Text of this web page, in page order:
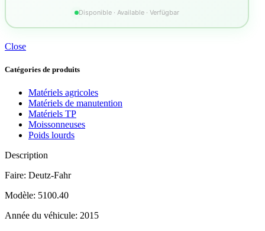
Disponible · Available · Verfügbar
Close
Catégories de produits
Matériels agricoles
Matériels de manutention
Matériels TP
Moissonneuses
Poids lourds
Description
Faire: Deutz-Fahr
Modèle: 5100.40
Année du véhicule: 2015